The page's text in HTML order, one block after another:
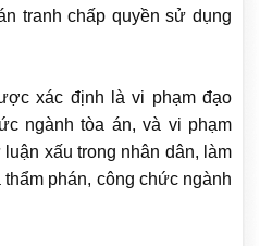
tranh chấp quyền sử dụng
xác định là vi phạm đạo
ngành tòa án, và vi phạm
xấu trong nhân dân, làm
phán, công chức ngành